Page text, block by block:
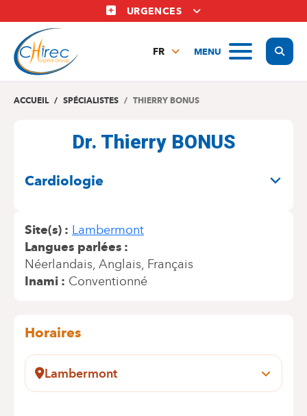
au
contenu
principal
URGENCES
MENU
FR
EN
ACCUEIL SPÉCIALISTES THIERRY BONUS
Dr. Thierry BONUS
Cardiologie
Site(s)
Lambermont
Langues parlées
Néerlandais Anglais Français
Inami
Conventionné
Horaires
Lambermont
Pensées, 1-5